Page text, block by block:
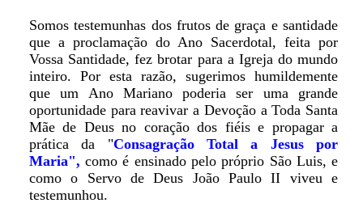
Somos testemunhas dos frutos de graça e santidade
que a proclamação do Ano Sacerdotal, feita por
Vossa Santidade, fez brotar para a Igreja do mundo
inteiro. Por esta razão, sugerimos humildemente
que um Ano Mariano poderia ser uma grande
oportunidade para reavivar a Devoção a Toda Santa
Mãe de Deus no coração dos fiéis e propagar a
prática da "Consagração Total a Jesus por
Maria", como é ensinado pelo próprio São Luis, e
como o Servo de Deus João Paulo II viveu e
testemunhou.